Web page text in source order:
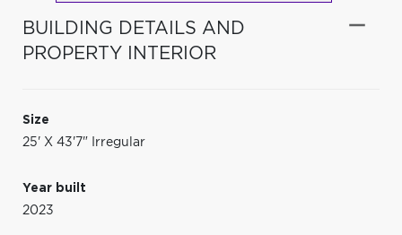
BUILDING DETAILS AND
PROPERTY INTERIOR
Size
25' X 43'7" Irregular
Year built
2023